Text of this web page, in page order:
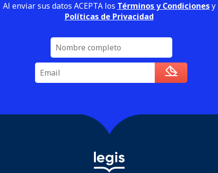
Al enviar sus datos ACEPTA los Términos y Condicionesy
Políticas de Privacidad